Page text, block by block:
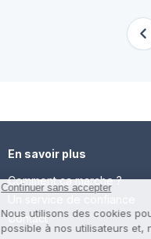
En savoir plus
Comment ça marche ?
Contact